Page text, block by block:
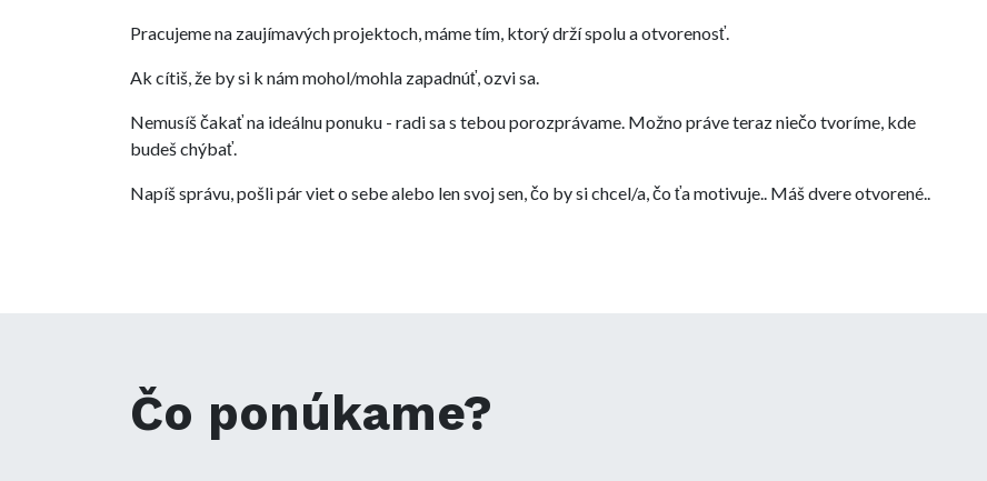
Pracujeme na zaujímavých projektoch, máme tím, ktorý drží spolu a otvorenosť.
Ak cítiš, že by si k nám mohol/mohla zapadnúť, ozvi sa.
Nemusíš čakať na ideálnu ponuku - radi sa s tebou porozprávame. Možno práve teraz niečo tvoríme, kde
budeš chýbať.
Napíš správu, pošli pár viet o sebe alebo len svoj sen, čo by si chcel/a, čo ťa motivuje.. Máš dvere otvorené..
Čo ponúkame?